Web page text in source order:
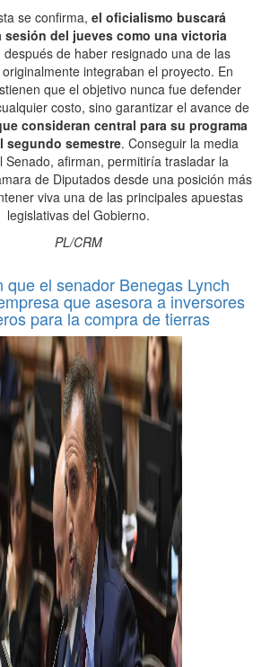
se confirma, el oficialismo buscará
sesión del jueves como una victoria
después de haber resignado una de las
integraban el proyecto. En
que el objetivo nunca fue defender
costo, sino garantizar el avance de
consideran central para su programa
segundo semestre. Conseguir la media
Senado, afirman, permitiría trasladar la
de Diputados desde una posición más
viva una de las principales apuestas
legislativas del Gobierno.
PL/CRM
que el senador Benegas Lynch
que asesora a inversores
para la compra de tierras